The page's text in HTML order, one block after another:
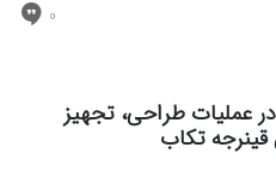
0
عملیات طراحی، تجهیز
قینرجه تکاب